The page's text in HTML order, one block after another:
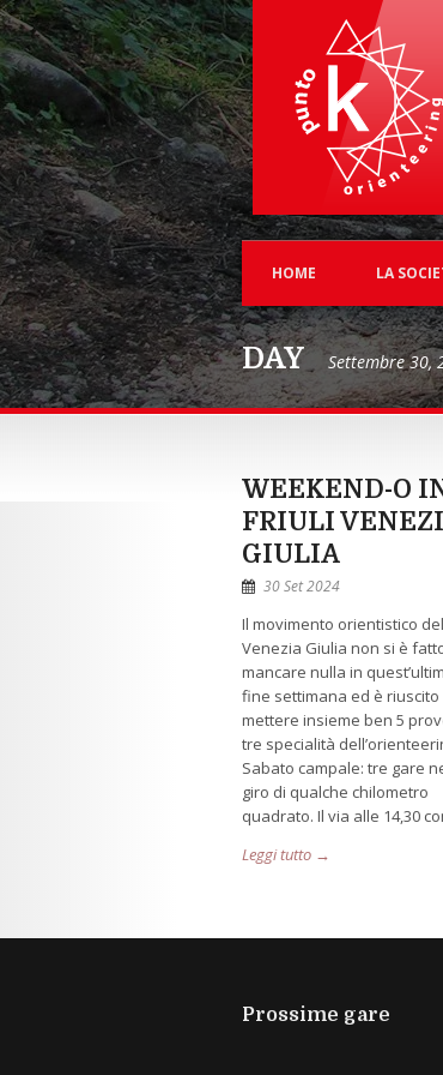
HOME LA
DAY Settembre 30,
WEEKEND-O
FRIULI
GIULIA
30 Set 2024
Il movimento orientistico
Venezia Giulia non si è
mancare nulla in
fine settimana ed è riuscito
mettere insieme ben 5
tre specialità
Sabato campale: tre gare
giro di qualche chilometro
quadrato. Il via alle 14,30
Leggi tutto →
Prossime gare